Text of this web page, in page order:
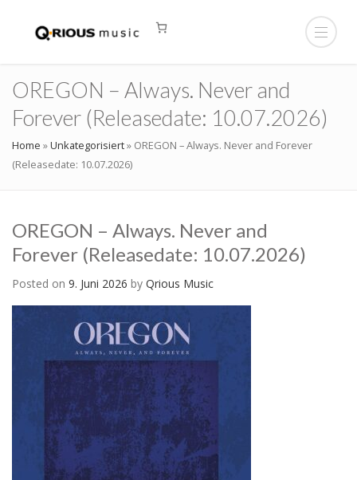
OREGON – Always. Never and
Forever (Releasedate: 10.07.2026)
Home »Unkategorisiert» OREGON – Always. Never and Forever
(Releasedate: 10.07.2026)
OREGON – Always. Never and
Forever (Releasedate: 10.07.2026)
Posted on 9. Juni 2026 by Qrious Music